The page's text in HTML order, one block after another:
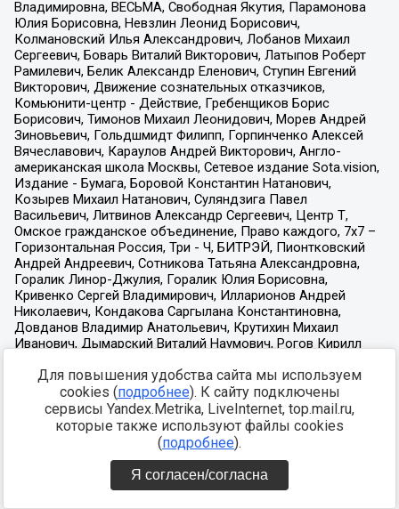
Для повышения удобства сайта мы используем
cookies (подробнее). К сайту подключены
сервисы Yandex.Metrika, LiveInternet, top.mail.ru,
которые также используют файлы cookies
(подробнее).
Я согласен/согласна